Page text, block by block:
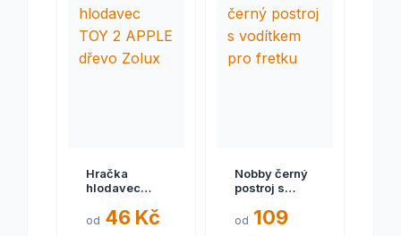
Hračka
hlodavec
dřevo Zolux
od 46 Kč
Nobby černý
postroj s
fretku
od 109